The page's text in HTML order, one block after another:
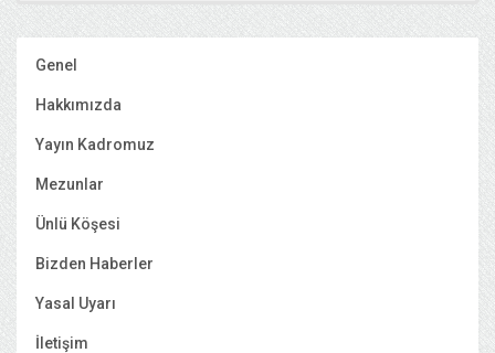
Genel
Hakkımızda
Yayın Kadromuz
Mezunlar
Ünlü Köşesi
Bizden Haberler
Yasal Uyarı
İletişim